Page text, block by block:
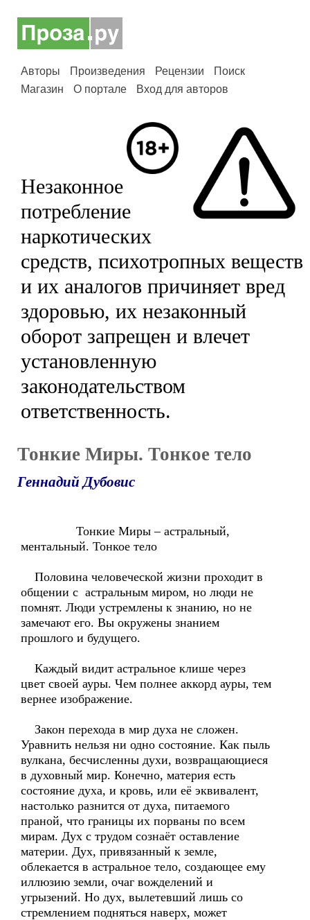
Авторы Произведения Рецензии
Поиск
Магазин
О портале Вход для авторов
Незаконное
потребление
наркотических
средств, психотропных веществ
и их аналогов причиняет вред
здоровью, их незаконный
оборот запрещен и влечет
установленную
законодательством
ответственность.
Тонкие Миры. Тонкое тело
Геннадий Дубовис
Тонкие Миры – астральный,
ментальный. Тонкое тело
Половина человеческой жизни проходит в
общении с астральным миром, но люди не
помнят. Люди устремлены к знанию, но не
замечают его. Вы окружены знанием
прошлого и будущего.
Каждый видит астральное клише через
цвет своей ауры. Чем полнее аккорд ауры, тем
вернее изображение.
Закон перехода в мир духа не сложен.
Уравнить нельзя ни одно состояние. Как пыль
вулкана, бесчисленны духи, возвращающиеся
в духовный мир. Конечно, материя есть
состояние духа, и кровь, или её эквивалент,
настолько разнится от духа, питаемого
праной, что границы их порваны по всем
мирам. Дух с трудом сознаёт оставление
материи. Дух, привязанный к земле,
облекается в астральное тело, создающее ему
иллюзию земли, очаг вожделений и
угрызений. Но дух, вылетевший лишь со
стремлением подняться наверх, может